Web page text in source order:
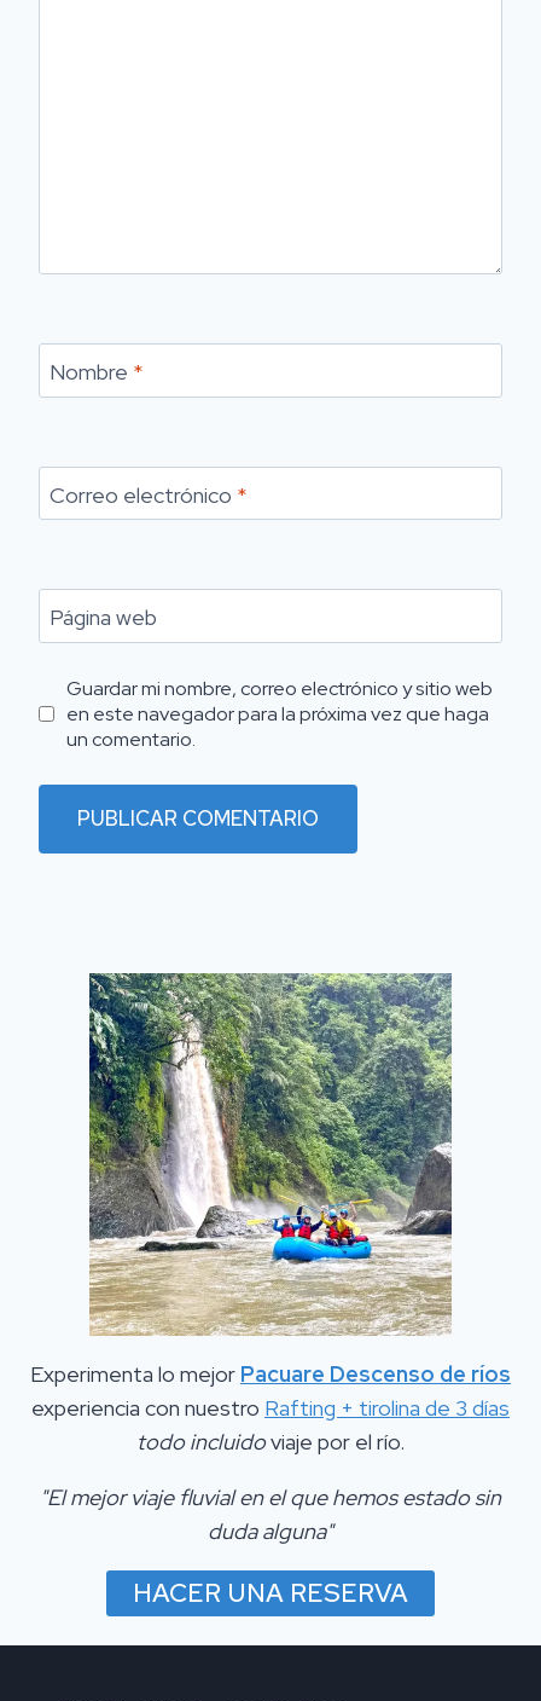
Nombre *
Correo electrónico *
Página web
Guardar mi nombre, correo electrónico y sitio web
en este navegador para la próxima vez que haga
un comentario.
Experimenta lo mejor Pacuare Descenso de ríos
experiencia con nuestro Rafting + tirolina de 3 días
todo incluidoviaje por el río.
"El mejor viaje fluvial en el que hemos estado sin
duda alguna"
HACER UNA RESERVA